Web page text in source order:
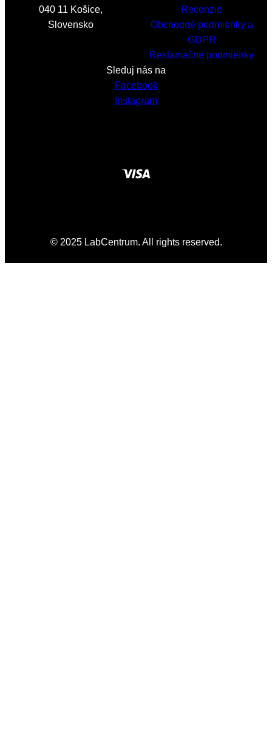
040 11 Košice,
Slovensko
Recenzie
Obchodné podmienky a
GDPR
Reklamačné podmienky
Sleduj nás na
Facebook
Instagram
© 2025 LabCentrum. All rights reserved.